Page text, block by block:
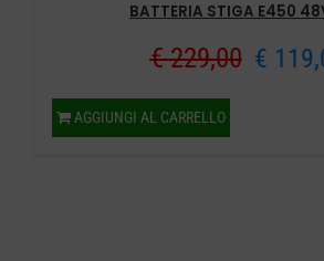
BATTERIA STIGA E450
€229,00 Il
€
AGGIUNGI AL CARRELLO